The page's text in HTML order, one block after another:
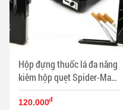
Hộp đựng thuốc lá đa năng
kiêm hộp quẹt Spider-Man
lửa khè đen tuyền - Mã SP:
BL01992
120.000đ